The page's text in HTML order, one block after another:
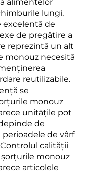
lungi,
excelentă de
de pregătire a
reprezintă un alt
monouz necesită
reutilizabile.
se
monouz
unitățile pot
de
de vârf
calității
monouz
articolele